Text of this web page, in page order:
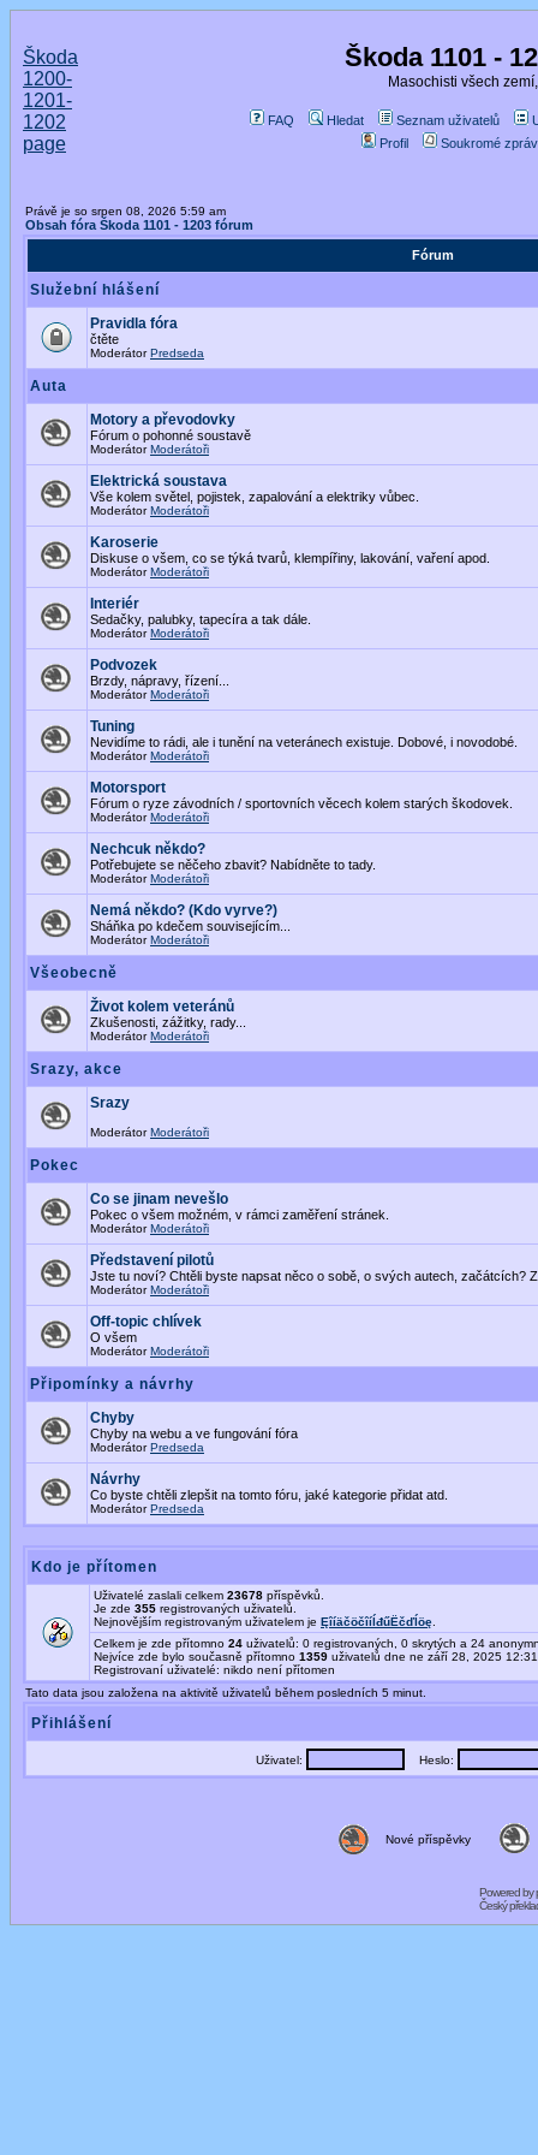
Škoda
1200-
1201-
1202
page
Škoda 1101 -
Masochisti všech
FAQ Hledat Seznam uživatelů
Profil
Soukromé
Právě je so srpen 08, 2026 5:59 am
Obsah fóra Škoda 1101 - 1203 fórum
Fórum
Služební hlášení
Pravidla fóra
čtěte
ModerátorPredseda
Auta
Motory a převodovky
Fórum o pohonné soustavě
ModerátorModerátoři
Elektrická soustava
Vše kolem světel, pojistek, zapalování a elektriky vůbec.
ModerátorModerátoři
Karoserie
Diskuse o všem, co se týká tvarů, klempířiny, lakování, vaření apod.
ModerátorModerátoři
Interiér
Sedačky, palubky, tapecíra a tak dále.
ModerátorModerátoři
Podvozek
Brzdy, nápravy, řízení...
ModerátorModerátoři
Tuning
Nevidíme to rádi, ale i tunění na veteránech existuje. Dobové, i novodobé.
ModerátorModerátoři
Motorsport
Fórum o ryze závodních / sportovních věcech kolem starých škodovek.
ModerátorModerátoři
Nechcuk někdo?
Potřebujete se něčeho zbavit? Nabídněte to tady.
ModerátorModerátoři
Nemá někdo? (Kdo vyrve?)
Sháňka po kdečem souvisejícím...
ModerátorModerátoři
Všeobecně
Život kolem veteránů
Zkušenosti, zážitky, rady...
ModerátorModerátoři
Srazy, akce
Srazy
ModerátorModerátoři
Pokec
Co se jinam nevešlo
Pokec o všem možném, v rámci zaměření stránek.
ModerátorModerátoři
Představení pilotů
Jste tu noví? Chtěli byste napsat něco o sobě, o svých autech, začátcích?
ModerátorModerátoři
Off-topic chlívek
O všem
ModerátorModerátoři
Připomínky a návrhy
Chyby
Chyby na webu a ve fungování fóra
ModerátorPredseda
Návrhy
Co byste chtěli zlepšit na tomto fóru, jaké kategorie přidat atd.
ModerátorPredseda
Kdo je přítomen
Uživatelé zaslali celkem 23678 příspěvků.
Je zde 355 registrovaných uživatelů.
Nejnovějším registrovaným uživatelem je ĘîíäčöčîíĺđűËčďĺöę
Celkem je zde přítomno 24 uživatelů: 0 registrovaných, 0 skrytých a 24
Nejvíce zde bylo současně přítomno 1359 uživatelů dne ne září 28, 2025
Registrovaní uživatelé: nikdo není přítomen
Tato data jsou založena na aktivitě uživatelů během posledních 5 minut.
Přihlášení
Uživatel: Heslo:
Nové příspěvky
Powered by
Český